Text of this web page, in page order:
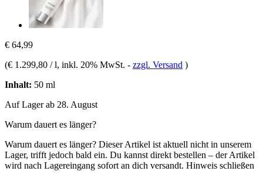
€ 64,99
(€ 1.299,80 / l, inkl. 20% MwSt. - zzgl. Versand )
Inhalt: 50 ml
Auf Lager ab 28. August
Warum dauert es länger?
Warum dauert es länger? Dieser Artikel ist aktuell nicht in unserem
Lager, trifft jedoch bald ein. Du kannst direkt bestellen – der Artikel
wird nach Lagereingang sofort an dich versandt. Hinweis schließen